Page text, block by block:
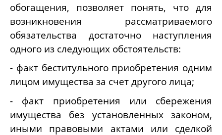
обогащения, позволяет понять, что для
возникновения рассматриваемого
обязательства достаточно наступления
одного из следующих обстоятельств:
- факт беститульного приобретения одним
лицом имущества за счет другого лица;
- факт приобретения или сбережения
имущества без установленных законом,
иными правовыми актами или сделкой